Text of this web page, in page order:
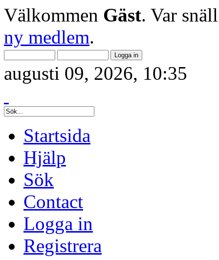
Välkommen Gäst. Var
ny medlem.
augusti 09, 2026, 10:35
Startsida
Hjälp
Sök
Contact
Logga in
Registrera